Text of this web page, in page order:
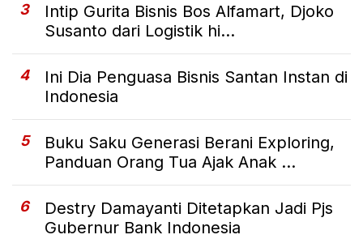
3
Intip Gurita Bisnis Bos Alfamart, Djoko
Susanto dari Logistik hi...
4
Ini Dia Penguasa Bisnis Santan Instan di
Indonesia
5
Buku Saku Generasi Berani Exploring,
Panduan Orang Tua Ajak Anak ...
6
Destry Damayanti Ditetapkan Jadi Pjs
Gubernur Bank Indonesia